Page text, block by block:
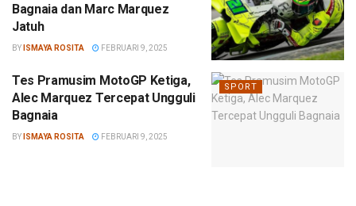
Bagnaia dan Marc Marquez
Jatuh
BY ISMAYA ROSITA FEBRUARI 9, 2025
SPORT
Tes Pramusim MotoGP Ketiga,
Alec Marquez Tercepat Ungguli
Bagnaia
BY ISMAYA ROSITA FEBRUARI 9, 2025